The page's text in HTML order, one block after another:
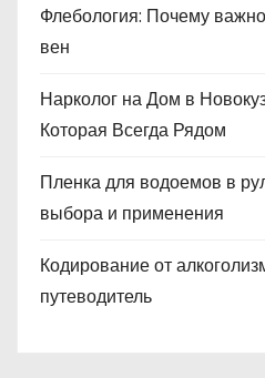
Флебология: Почему
вен
Нарколог на Дом в
Которая Всегда Рядом
Пленка для водоемов в
выбора и применения
Кодирование от
путеводитель